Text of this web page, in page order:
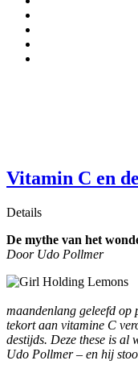
Vitamin C en
Details
De mythe van het
Door Udo Pollmer
maandenlang geleefd op
tekort aan vitamine C
destijds. Deze these is al
Udo Pollmer – en hij